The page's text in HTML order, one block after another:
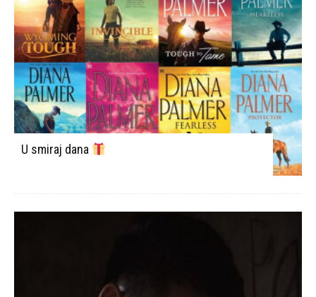
U smiraj dana